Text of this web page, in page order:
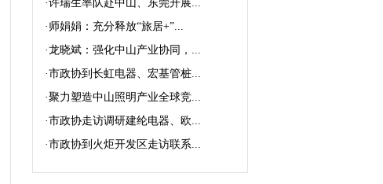
·许瑞生率队赴中山、东莞开展...
· 师娟娟：充分释放“旅居+”...
·龙晓斌：强化中山产业协同，...
·市政协到长虹电器、宏基管桩...
·聚力塑造中山照明产业全球竞...
·市政协走访调研建纶电器、欧...
·市政协到火炬开发区走访联系...